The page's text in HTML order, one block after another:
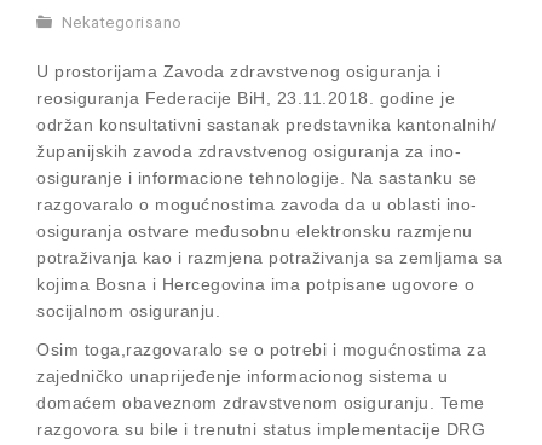
Nekategorisano
U prostorijama Zavoda zdravstvenog osiguranja i
reosiguranja Federacije BiH, 23.11.2018. godine je
održan konsultativni sastanak predstavnika kantonalnih/
županijskih zavoda zdravstvenog osiguranja za ino-
osiguranje i informacione tehnologije. Na sastanku se
razgovaralo o mogućnostima zavoda da u oblasti ino-
osiguranja ostvare međusobnu elektronsku razmjenu
potraživanja kao i razmjena potraživanja sa zemljama sa
kojima Bosna i Hercegovina ima potpisane ugovore o
socijalnom osiguranju.
Osim toga,razgovaralo se o potrebi i mogućnostima za
zajedničko unaprijeđenje informacionog sistema u
domaćem obaveznom zdravstvenom osiguranju. Teme
razgovora su bile i trenutni status implementacije DRG